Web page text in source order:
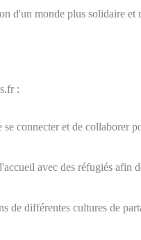
d'un monde plus solidaire et
:
connecter et de collaborer
avec des réfugiés afin
de différentes cultures de